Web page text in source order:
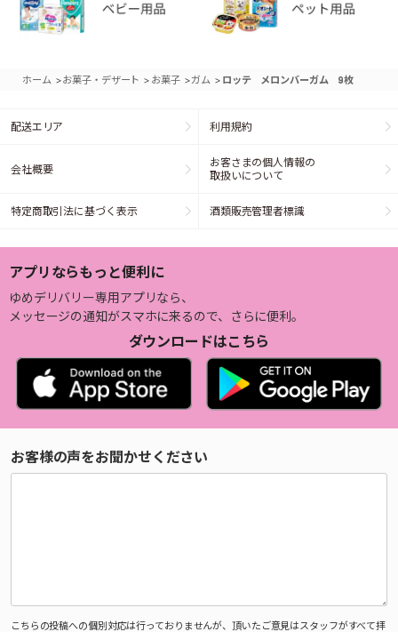
ホーム >お菓子・デザート > お菓子 >ガム > ロッテ メロンバーガム 9枚
配送エリア 利用規約
会社概要
お客さまの個人情報の
取扱いについて
特定商取引法に基づく表示 酒類販売管理者標識
アプリならもっと便利に
ゆめデリバリー専用アプリなら、
メッセージの通知がスマホに来るので、さらに便利。
ダウンロードはこちら
お客様の声をお聞かせください
こちらの投稿への個別対応は行っておりませんが、頂いたご意見はスタッフがすべて拝